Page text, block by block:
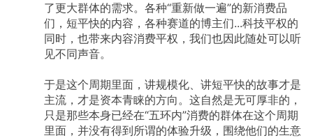
了更大群体的需求。各种“重新做一遍”的新消费品
们，短平快的内容，各种赛道的博主们...科技平权的
同时，也带来内容消费平权，我们也因此随处可以听
见不同声音。
于是这个周期里面，讲规模化、讲短平快的故事才是
主流，才是资本青睐的方向。这自然是无可厚非的，
只是那些本身已经在“五环内”消费的群体在这个周期
里面，并没有得到所谓的体验升级，围绕他们的生意